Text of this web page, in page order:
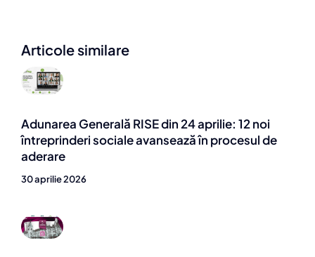
Articole similare
Adunarea Generală RISE din 24 aprilie: 12 noi
întreprinderi sociale avansează în procesul de
aderare
30 aprilie 2026